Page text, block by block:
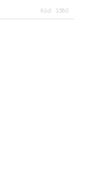
Kód: 3580